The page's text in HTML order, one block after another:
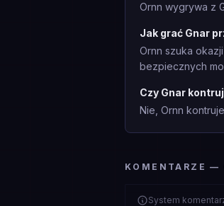
Ornn wygrywa z
Jak grać Gnar
Ornn szuka
bezpiecznych
Czy Gnar
Nie, Ornn
KOMENTARZE —
System